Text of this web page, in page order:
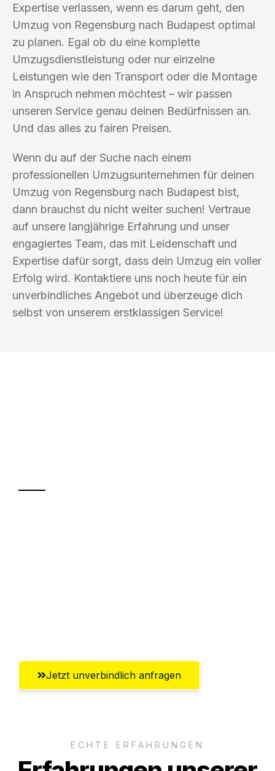
Expertise verlassen, wenn es darum geht, den
Umzug von Regensburg nach Budapest optimal
zu planen. Egal ob du eine komplette
Umzugsdienstleistung oder nur einzelne
Leistungen wie den Transport oder die Montage
in Anspruch nehmen möchtest – wir passen
unseren Service genau deinen Bedürfnissen an.
Und das alles zu fairen Preisen.
Wenn du auf der Suche nach einem
professionellen Umzugsunternehmen für deinen
Umzug von Regensburg nach Budapest bist,
dann brauchst du nicht weiter suchen! Vertraue
auf unsere langjährige Erfahrung und unser
engagiertes Team, das mit Leidenschaft und
Expertise dafür sorgt, dass dein Umzug ein voller
Erfolg wird. Kontaktiere uns noch heute für ein
unverbindliches Angebot und überzeuge dich
selbst von unserem erstklassigen Service!
Jetzt unverbindlich anfragen
ECHTE ERFAHRUNGEN